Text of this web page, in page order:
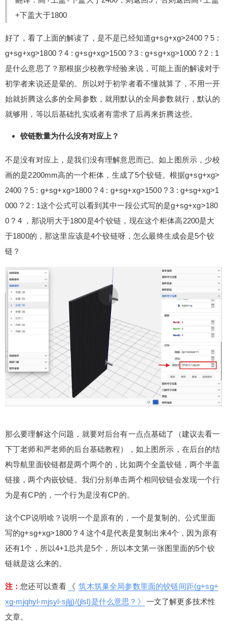
+下盖大于1800
好了，看了上面的解读了，是不是已经知道g+sg+xg>2400 ? 5 :
g+sg+xg>1800 ? 4 : g+sg+xg>1500 ? 3 : g+sg+xg>1000 ? 2 : 1
是什么意思了？那根据少校教学经验来说，可能上面的解读对于
初学者来说还是晕的。所以对于初学者看不懂就算了，不用一开
始就折腾这么多的全局参数，就用默认的全局参数就行，默认的
就够用，等以后基础扎实或者有需求了后再来折腾这些。
铰链数量为什么没有对应上？
不是没有对应上，是我们没有理解意思而已。如上图所示，少校
画的是2200mm高的一个柜体，生成了5个铰链。根据g+sg+xg>
2400 ? 5 : g+sg+xg>1800 ? 4 : g+sg+xg>1500 ? 3 : g+sg+xg>1
000 ? 2 : 1这个公式可以看到其中一段公式写的是g+sg+xg>180
0 ? 4 ，那说明大于1800是4个铰链，现在这个柜体高2200是大
于1800的，那这里应该是4个铰链呀，怎么最终生成会是5个铰
链？
那么要理解这个问题，就要对后台有一点点基础了（建议去看一
下丁老师和严老师的后台基础教程），如上图所示，在后台的结
构导航里面铰链都是两个两个的，比如两个全盖铰链，两个半盖
链接，两个内嵌铰链。我们分别单击两个相同铰链会发现一个行
为是有CP的，一个行为是没有CP的。
这个CP说明啥？说明一个是原有的，一个是复制的。公式里面
写的g+sg+xg>1800 ? 4 这个4是代表是复制出来4个，因为原有
还有1个，所以4+1总共是5个，所以本文第一张图里面的5个铰
链就是这么来的。
注：您还可以查看 《 筑木筑巢全局参数里面的铰链间距(g+sg+
xg-mjqhyl-mjsyl-sjljj)/(jlsl)是什么意思？》
一文了解更多技术性
文章。
2 元 5 元 10 元
付费内容